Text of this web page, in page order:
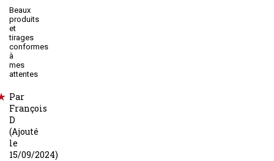
Beaux
produits
et
tirages
conformes
à
mes
attentes
Par
François
D
(Ajouté
le
15/09/2024)